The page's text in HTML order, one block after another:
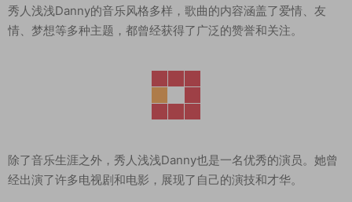
秀人浅浅Danny的音乐风格多样，歌曲的内容涵盖了爱情、友
情、梦想等多种主题，都曾经获得了广泛的赞誉和关注。
除了音乐生涯之外，秀人浅浅Danny也是一名优秀的演员。她曾
经出演了许多电视剧和电影，展现了自己的演技和才华。